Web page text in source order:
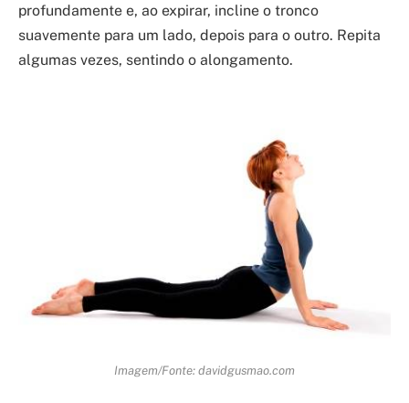
profundamente e, ao expirar, incline o tronco
suavemente para um lado, depois para o outro. Repita
algumas vezes, sentindo o alongamento.
Imagem/Fonte: davidgusmao.com